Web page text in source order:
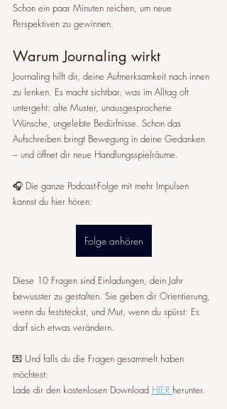
Schon ein paar Minuten reichen, um neue
Perspektiven zu gewinnen.
Warum Journaling wirkt
Journaling hilft dir, deine Aufmerksamkeit nach innen
zu lenken. Es macht sichtbar, was im Alltag oft
untergeht: alte Muster, unausgesprochene
Wünsche, ungelebte Bedürfnisse. Schon das
Aufschreiben bringt Bewegung in deine Gedanken
– und öffnet dir neue Handlungsspielräume.
🎧 Die ganze Podcast-Folge mit mehr Impulsen
kannst du hier hören:
Folge anhören
Diese 10 Fragen sind Einladungen, dein Jahr
bewusster zu gestalten. Sie geben dir Orientierung,
wenn du feststeckst, und Mut, wenn du spürst: Es
darf sich etwas verändern.
💌 Und falls du die Fragen gesammelt haben
möchtest:
Lade dir den kostenlosen Download HIER herunter.